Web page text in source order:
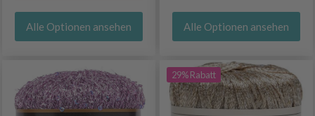
Alle Optionen ansehen Alle Optionen ansehen
29% Rabatt